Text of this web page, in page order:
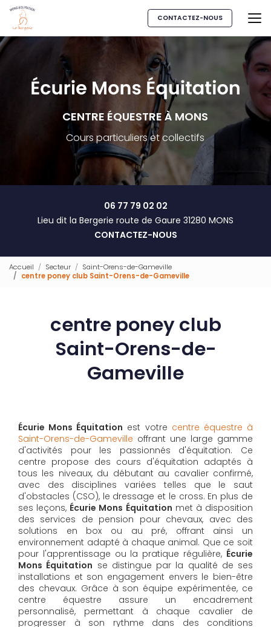
Aller
contenu
principal
CONTACTEZ-NOUS
CENTRE ÉQUESTRE À MONS
Cours particuliers et collectifs
06 77 79 02 02
Lieu dit la Bergerie route de Gaure 31280 MONS
CONTACTEZ-NOUS
Accueil Secteur
Saint-Orens-de-Gameville
centre poney club Saint-Orens-de-Gameville
centre poney club
Saint-Orens-de-
Gameville
Écurie Mons Équitation est votre centre équestre à
Saint-Orens-de-Gameville offrant une large gamme
d'activités pour les passionnés d'équitation. Ce
centre propose des cours d'équitation adaptés à
tous les niveaux, du débutant au cavalier confirmé,
avec des disciplines variées telles que le saut
d'obstacles (CSO), le dressage et le cross. En plus de
ses leçons, Écurie Mons Équitation met à disposition
des services de pension pour chevaux, avec des
solutions en box ou au pré, offrant ainsi un
environnement adapté à chaque animal. Que ce soit
pour l'apprentissage ou la pratique régulière, Écurie
Mons Équitation se distingue par la qualité de ses
installations et son engagement envers le bien-être
des chevaux. Grâce à son équipe expérimentée, ce
centre équestre assure un encadrement
personnalisé, permettant à chaque cavalier de
progresser à son rythme dans des conditions